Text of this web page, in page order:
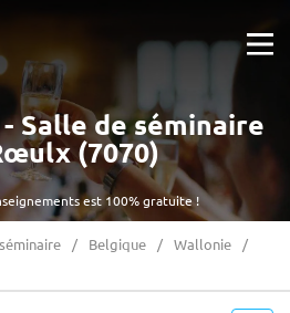
est 100% gratuite !
Salle de séminaire
(7070)
Belgique
Wallonie